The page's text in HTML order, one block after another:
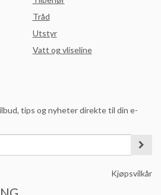
Tråd
Utstyr
Vatt og vliseline
tips og nyheter direkte til din e-
Kjøpsvilkår